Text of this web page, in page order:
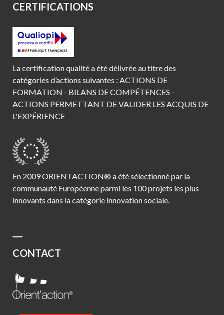
CERTIFICATIONS
La certification qualité a été délivrée au titre des
catégories d’actions suivantes : ACTIONS DE
FORMATION - BILANS DE COMPÉTENCES -
ACTIONS PERMETTANT DE VALIDER LES ACQUIS DE
L'EXPÉRIENCE
En 2009 ORIENTACTION® a été sélectionné par la
communauté Européenne parmi les 100 projets les plus
innovants dans la catégorie innovation sociale.
CONTACT